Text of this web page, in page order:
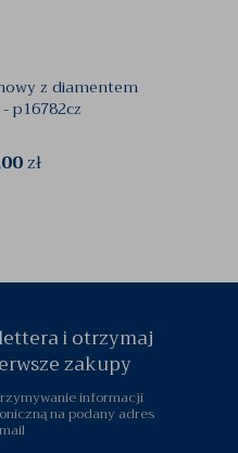
z diamentem
p16782cz
zł
i otrzymaj
zakupy
informacji
na podany adres